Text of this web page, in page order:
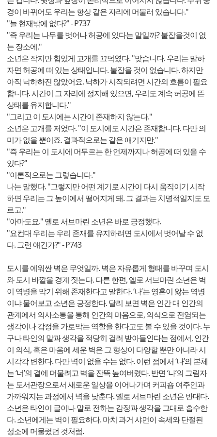
경이 바뀌어도 우리는 항상 같은 자리에 머물러 있습니다."
"늘 현재밖에 없다?" - P737
"즉 우리는 나무를 벗어나 허공에 있다는 말일까? 붙잡을것이 없
는 장소에."
소년은 작지만 힘있게 고개를 끄덕였다. "맞습니다. 우리는 말하
자면 허공에 떠 있는 상태입니다. 붙잡을 것이 없습니다. 하지만
아직 낙하하진 않았어요. 낙하가 시작되려면 시간의 흐름이 필요
합니다. 시간이 그 자리에 정지해 있으면, 우리도 계속 허공에 뜬
상태를 유지합니다."
"그리고 이 도시에는 시간이 존재하지 않는다."
소년은 고개를 저었다. "이 도시에도 시간은 존재합니다. 다만 의
미가 없을 뿐이죠. 결과적으로는 같은 얘기지만."
"즉 우리는 이 도시에 머무르는 한 언제까지나 허공에 떠 있을 수
있다?"
"이론적으로는 그렇습니다."
나는 말했다. "그렇지만 어떤 계기로 시간이 다시 움직이기 시작
하면 우리는 그 높이에서 떨어지게 돼. 그 결과는 치명적일지도 모
르고."
"아마도요." 옐로 서브마린 소년은 바로 긍정했다.
"요컨대 우리는 우리 존재를 유지하려면 도시에서 벗어날 수 없
다. 그런 얘긴가?" - P743
도시를 에워싼 벽은 무엇일까. 벽은 자유롭게 형태를 바꾸며 도시
와 도시 바깥을 경계 짓는다. 다른 한편, 옐로 서브마린 소년은 벽
이 역병을 막기 위해 존재한다고 말한다. ‘나’는 영혼이 앓는 역병
이냐 물어보고 소년은 긍정한다. 달리 보면 벽은 인간 대 인간의
관계에서 의사소통을 통해 인간의 마음으로, 의식으로 전염되는
생각이나 감정을 가로막는 역할을 한다고도 볼 수 있을 것이다. 누
구나 타인의 말과 생각을 적당히 걸러 받아들인다는 점에서, 인간
이 의식, 혹은 마음에 세운 벽은 그 형상이 다양할 뿐만 아니라 시
시각각 변한다. 다만 벽이 없을 수는 없다. 이런 점에서 ‘나’의 본체
는 ‘너’의 곁에 머물려고 벽을 잔뜩 높여버렸다. 반면 ‘나’의 그림자
는 도서관장으로서 새로운 일상을 이어나가며 커피숍 여주인과
가까워지는 과정에서 벽을 낮춘다. 옐로 서브마린 소년은 반대다.
소년은 타인이 글이나 말로 전하는 감정과 생각을 그대로 흡수한
다. 소년에게는 벽이 필요하다. 마치 과거 샤먼이 속세와 단절된
성소에 머물렀던 것처럼.